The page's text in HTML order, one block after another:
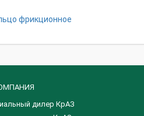
фрикционное
дилер КрАЗ